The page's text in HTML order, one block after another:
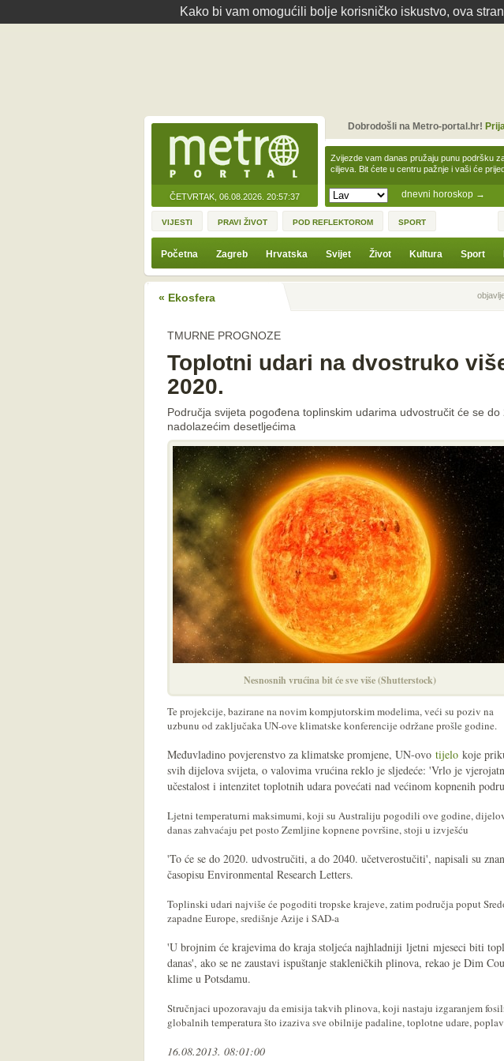
Kako bi vam omogućili bolje korisničko iskustvo, ova
ČETVRTAK, 06.08.2026. 20:57:37 dnevni horoskop →
Zvijezde vam danas pružaju punu podršku
ciljeva. Bit ćete u centru pažnje i vaši će
Dobrodošli na Metro-portal.hr!
VIJESTI PRAVI ŽIVOT POD REFLEKTOROM SPORT
Početna Zagreb Hrvatska Svijet Život Kultura Sport
« Ekosfera Prethodna vijest
TMURNE PROGNOZE
Toplotni udari na dvostruko
2020.
Područja svijeta pogođena toplinskim udarima udvostručit će se
nadolazećim desetljećima
Nesnosnih vrućina bit će sve više (Shutterstock)
Te projekcije, bazirane na novim kompjutorskim modelima, veći su poziv na
uzbunu od zaključaka UN-ove klimatske konferencije održane prošle godine.
Međuvladino povjerenstvo za klimatske promjene, UN-ovo tijelo koje
svih dijelova svijeta, o valovima vrućina reklo je sljedeće: 'Vrlo je
učestalost i intenzitet toplotnih udara povećati nad većinom kopnenih
Ljetni temperaturni maksimumi, koji su Australiju pogodili ove godine,
danas zahvaćaju pet posto Zemljine kopnene površine, stoji u izvješću
'To će se do 2020. udvostručiti, a do 2040. učetverostučiti', napisali su
časopisu Environmental Research Letters.
Toplinski udari najviše će pogoditi tropske krajeve, zatim područja poput
zapadne Europe, središnje Azije i SAD-a
'U brojnim će krajevima do kraja stoljeća najhladniji ljetni mjeseci biti
danas', ako se ne zaustavi ispuštanje stakleničkih plinova, rekao je Dim
klime u Potsdamu.
Stručnjaci upozoravaju da emisija takvih plinova, koji nastaju izgaranjem
globalnih temperatura što izaziva sve obilnije padaline, toplotne udare,
16.08.2013. 08:01:00